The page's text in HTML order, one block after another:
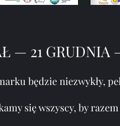
— 21 GRUDNIA
będzie niezwykły,
się wszyscy, by